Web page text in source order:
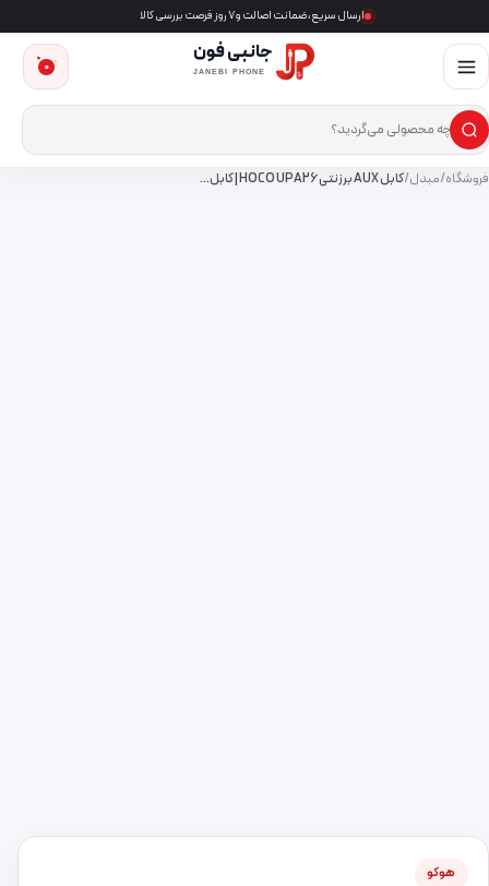
ارسال سریع، ضمانت اصالت و ۷ روز فرصت بررسی کالا
جانبی فون
JANEBI PHONE
جست‌وجوی محصول
×
0
فروشگاه/مبدل/کابل AUX برزنتی HOCO UPA26 | کابل…
هوکو